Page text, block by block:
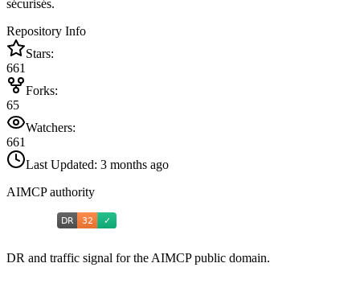
sécurisés.
Repository Info
Stars:
661
Forks:
65
Watchers:
661
Last Updated: 3 months ago
AIMCP authority
DR and traffic signal for the AIMCP public domain.